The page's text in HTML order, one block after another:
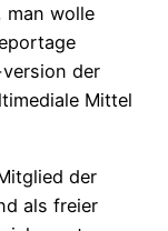
man wolle
der
Mittel
der
als freier